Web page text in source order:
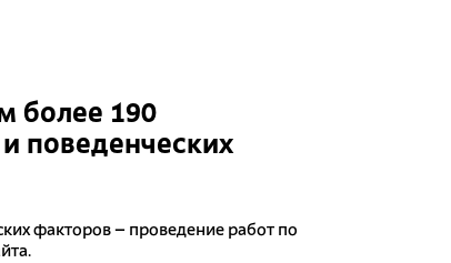
более 190
поведенческих
факторов – проведение работ по